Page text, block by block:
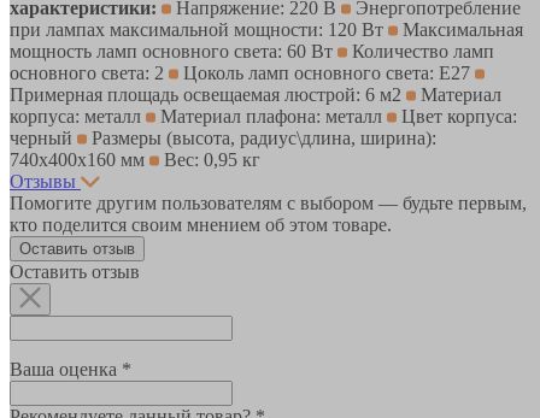
характеристики:
Напряжение: 220 В
Энергопотребление
при лампах максимальной мощности: 120 Вт
Максимальная
мощность ламп основного света: 60 Вт
Количество ламп
основного света: 2
Цоколь ламп основного света: E27
Примерная площадь освещаемая люстрой: 6 м2
Материал
корпуса: металл
Материал плафона: металл
Цвет корпуса:
черный
Размеры (высота, радиус\длина, ширина):
740x400x160 мм
Вес: 0,95 кг
Отзывы
Помогите другим пользователям с выбором — будьте первым,
кто поделится своим мнением об этом товаре.
Оставить отзыв
Оставить отзыв
Ваша оценка *